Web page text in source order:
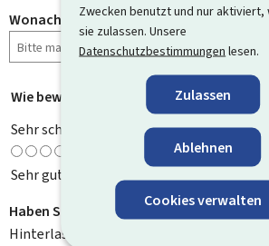
Zwecken benutzt und nur aktiviert,
sie zulassen. Unsere
Datenschutzbestimmungen lesen.
Zulassen
Ablehnen
Cookies verwalten
Wonach haben Sie gesucht?
Wie bewerten Sie diese Seite? *
Sehr schlecht
Sehr gut
Haben Sie Verbesserungsvorschläge?
Hinterlassen Sie uns einen Kommentar